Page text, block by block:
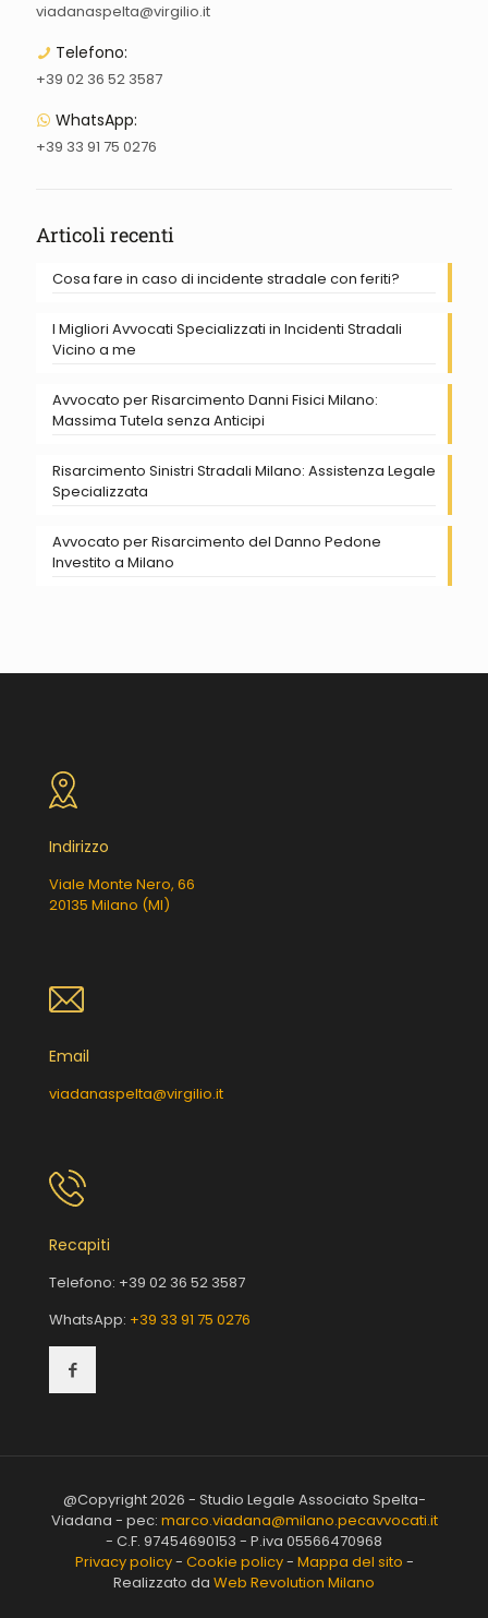
viadanaspelta@virgilio.it
Telefono:
+39 02 36 52 3587
WhatsApp:
+39 33 91 75 0276
Articoli recenti
Cosa fare in caso di incidente stradale con feriti?
I Migliori Avvocati Specializzati in Incidenti Stradali
Vicino a me
Avvocato per Risarcimento Danni Fisici Milano:
Massima Tutela senza Anticipi
Risarcimento Sinistri Stradali Milano: Assistenza Legale
Specializzata
Avvocato per Risarcimento del Danno Pedone
Investito a Milano
Indirizzo
Viale Monte Nero, 66
20135 Milano (MI)
Email
viadanaspelta@virgilio.it
Recapiti
Telefono: +39 02 36 52 3587
WhatsApp: +39 33 91 75 0276
@Copyright 2026 - Studio Legale Associato Spelta-
Viadana - pec: marco.viadana@milano.pecavvocati.it
- C.F. 97454690153 - P.iva 05566470968
Privacy policy- Cookie policy- Mappa del sito -
Realizzato da Web Revolution Milano